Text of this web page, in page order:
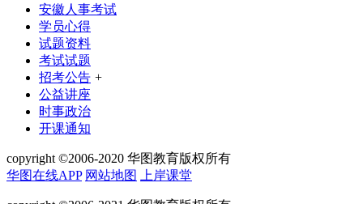
安徽人事考试
学员心得
试题资料
考试试题
招考公告 +
公益讲座
时事政治
开课通知
copyright ©2006-2020 华图教育版权所有
华图在线APP 网站地图 上岸课堂